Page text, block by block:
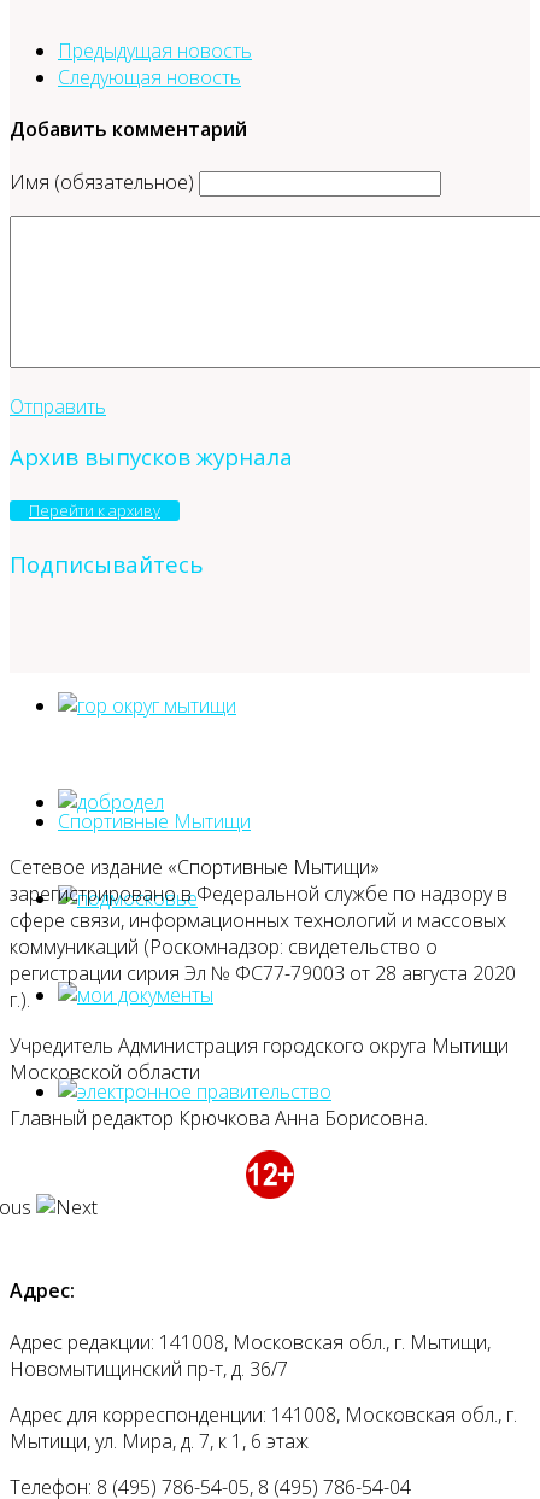
Предыдущая новость
Следующая новость
Добавить комментарий
Имя (обязательное)
Отправить
Архив выпусков журнала
Перейти к архиву
Подписывайтесь
Спортивные Мытищи
Сетевое издание «Спортивные Мытищи»
зарегистрировано в Федеральной службе по надзору в
сфере связи, информационных технологий и массовых
коммуникаций (Роскомнадзор: свидетельство о
регистрации сирия Эл № ФС77-79003 от 28 августа 2020
г.).
Учредитель Администрация городского округа Мытищи
Московской области
Главный редактор Крючкова Анна Борисовна.
Адрес:
Адрес редакции: 141008, Московская обл., г. Мытищи,
Новомытищинский пр-т, д. 36/7
Адрес для корреспонденции: 141008, Московская обл., г.
Мытищи, ул. Мира, д. 7, к 1, 6 этаж
Телефон: 8 (495) 786-54-05, 8 (495) 786-54-04